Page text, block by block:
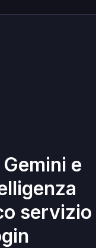
e
servizio